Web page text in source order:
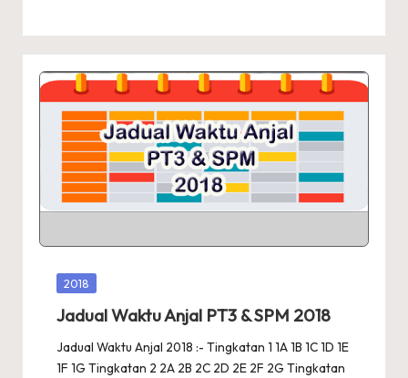
Posted
2018
Jadual Waktu Anjal PT3 & SPM 2018
Jadual Waktu Anjal 2018 :- Tingkatan 1 1A 1B 1C 1D 1E
1F 1G Tingkatan 2 2A 2B 2C 2D 2E 2F 2G Tingkatan